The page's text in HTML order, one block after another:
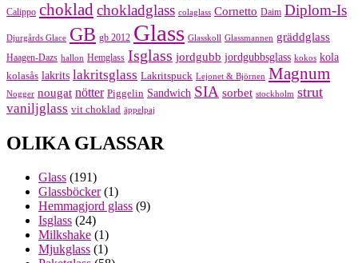
Calippo choklad chokladglass colaglass Cornetto Daim Diplom-Is
Djurgårds Glace GB gb 2012 Glass Glasskoll Glassmannen gräddglass
Haagen-Dazs hallon Hemglass Isglass jordgubb jordgubbsglass kokos kola
kolasås lakrits lakritsglass Lakritspuck Lejonet & Björnen Magnum
Nogger nougat nötter Piggelin Sandwich SIA sorbet stockholm strut
vaniljglass vit choklad äppelpaj
OLIKA GLASSAR
Glass (191)
Glassböcker(1)
Hemmagjord glass (9)
Isglass (24)
Milkshake (1)
Mjukglass (1)